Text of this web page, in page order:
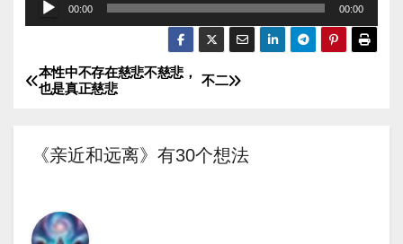
频
放
00:00 00:00
文
导
不二
本性中不存在慈悲不慈悲，
也是真正慈悲
《亲近和远离》有30个想法